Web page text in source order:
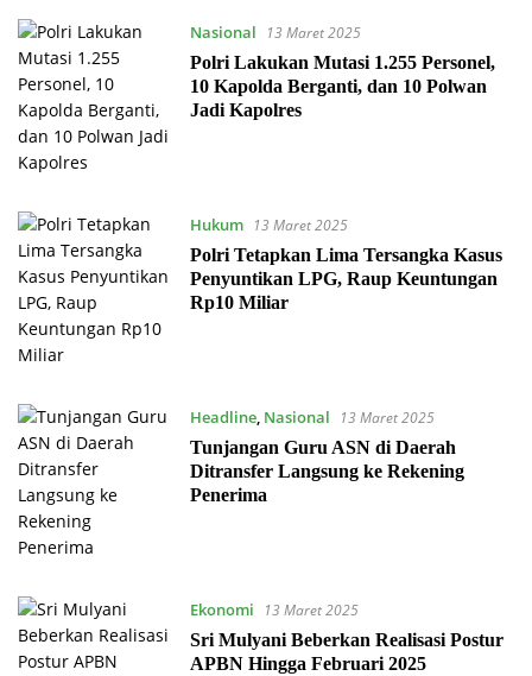
Nasional
13 Maret 2025
Polri Lakukan Mutasi 1.255 Personel,
10 Kapolda Berganti, dan 10 Polwan
Jadi Kapolres
Hukum
13 Maret 2025
Polri Tetapkan Lima Tersangka Kasus
Penyuntikan LPG, Raup Keuntungan
Rp10 Miliar
Headline, Nasional
13 Maret 2025
Tunjangan Guru ASN di Daerah
Ditransfer Langsung ke Rekening
Penerima
Ekonomi
13 Maret 2025
Sri Mulyani Beberkan Realisasi Postur
APBN Hingga Februari 2025